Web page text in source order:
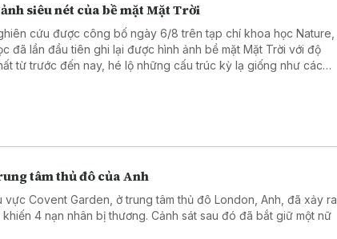
siêu nét của bề mặt Mặt Trời
cứu được công bố ngày 6/8 trên tạp chí khoa học Nature,
đã lần đầu tiên ghi lại được hình ảnh bề mặt Mặt Trời với độ
từ trước đến nay, hé lộ những cấu trúc kỳ lạ giống như các
tâm thủ đô của Anh
vực Covent Garden, ở trung tâm thủ đô London, Anh, đã xảy ra
4 nạn nhân bị thương. Cảnh sát sau đó đã bắt giữ một nữ